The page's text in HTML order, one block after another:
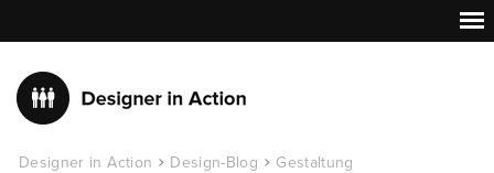
Designer in Action Design-Blog Gestaltung